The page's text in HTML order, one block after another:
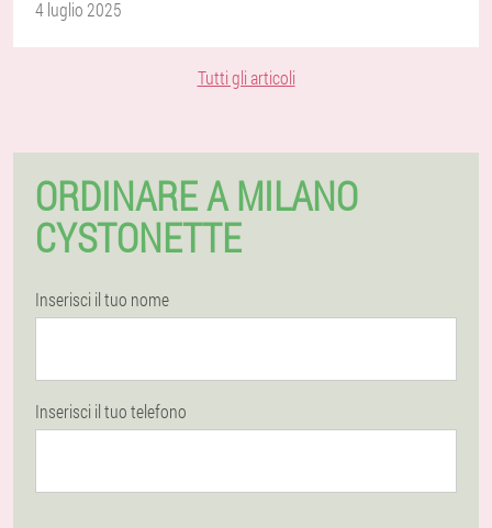
4 luglio 2025
Tutti gli articoli
ORDINARE A MILANO
CYSTONETTE
Inserisci il tuo nome
Inserisci il tuo telefono